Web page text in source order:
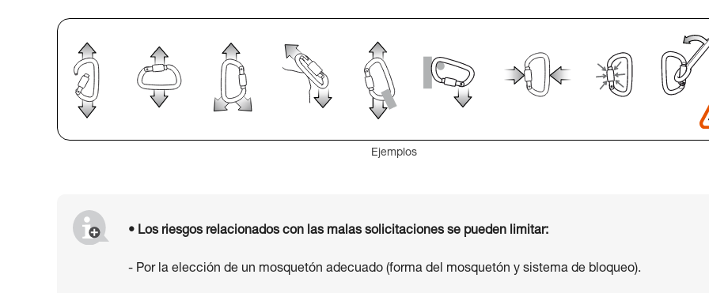
Ejemplos
• Los riesgos relacionados con las malas solicitaciones se pueden limitar:
- Por la elección de un mosquetón adecuado (forma del mosquetón y sistema de bloqueo).